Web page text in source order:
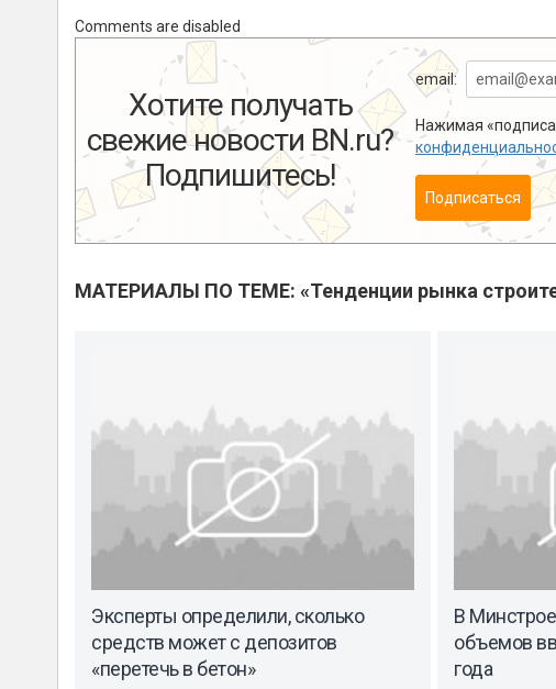
Comments are disabled
Хотите получать
свежие новости BN.ru?
Подпишитесь!
email:
Нажимая
Подписаться
МАТЕРИАЛЫ ПО ТЕМЕ: «Тенденции рынка
Эксперты определили, сколько
средств может с депозитов
«перетечь в бетон»
В
объемов
года